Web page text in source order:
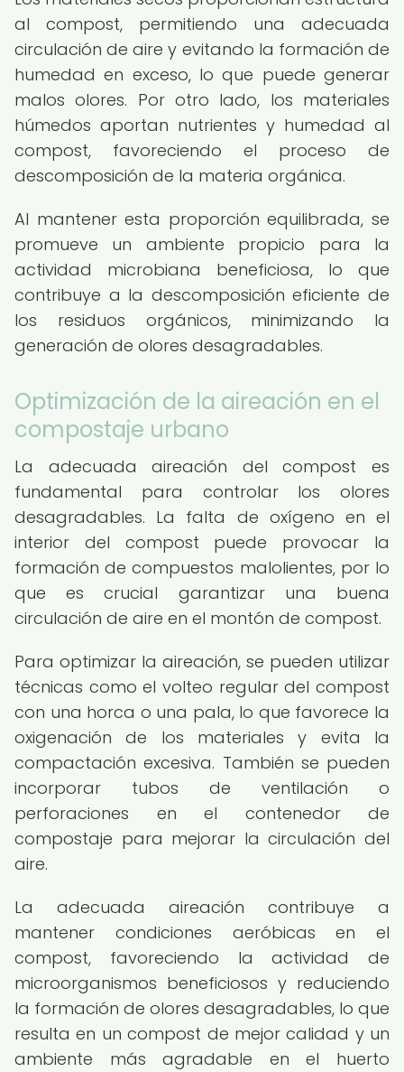
al compost, permitiendo una adecuada
circulación de aire y evitando la formación de
humedad en exceso, lo que puede generar
malos olores. Por otro lado, los materiales
húmedos aportan nutrientes y humedad al
compost, favoreciendo el proceso de
descomposición de la materia orgánica.
Al mantener esta proporción equilibrada, se
promueve un ambiente propicio para la
actividad microbiana beneficiosa, lo que
contribuye a la descomposición eficiente de
los residuos orgánicos, minimizando la
generación de olores desagradables.
Optimización de la aireación en el
compostaje urbano
La adecuada aireación del compost es
fundamental para controlar los olores
desagradables. La falta de oxígeno en el
interior del compost puede provocar la
formación de compuestos malolientes, por lo
que es crucial garantizar una buena
circulación de aire en el montón de compost.
Para optimizar la aireación, se pueden utilizar
técnicas como el volteo regular del compost
con una horca o una pala, lo que favorece la
oxigenación de los materiales y evita la
compactación excesiva. También se pueden
incorporar tubos de ventilación o
perforaciones en el contenedor de
compostaje para mejorar la circulación del
aire.
La adecuada aireación contribuye a
mantener condiciones aeróbicas en el
compost, favoreciendo la actividad de
microorganismos beneficiosos y reduciendo
la formación de olores desagradables, lo que
resulta en un compost de mejor calidad y un
ambiente más agradable en el huerto